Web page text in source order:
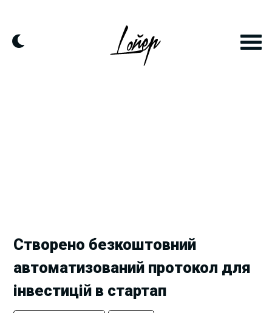
content
Створено безкоштовний
автоматизований протокол для
інвестицій в стартап